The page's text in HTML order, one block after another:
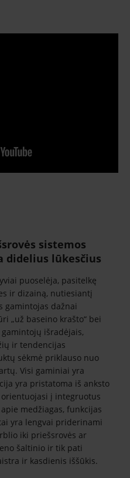
sistemos
didelius lūkesčius
puoselėja, pasitelkę
ir dizainą, nutiesiantį
gamintojas dažnai
„už baseino krašto“ bei
išradėjais,
ir tendencijas
sėkmė priklauso nuo
Visi gaminiai yra
yra pristatoma iš anksto
orientuojasi į integruotus
medžiagas, funkcijas
yra lengvai priderinami
iki priešsrovės ar
šaltinio ir tik pati
ir kasdienis iššūkis.